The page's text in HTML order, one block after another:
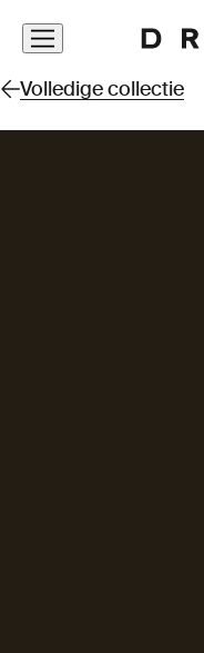
Navigatie
Volledige collectie